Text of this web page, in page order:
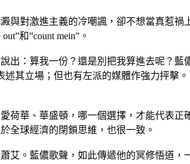
與對激進主義的冷嘲諷，卻不想當真惹
和”count mein”。
出：算我一份？還是別把我算進去呢？
述其立場；但也有左派的媒體作強力抨擊。
荷華、華盛頓，哪一個選擇，才能代表
全球經濟的閉鎖思維，也很一致。
艾。藍儂歌聲，如此傳遞他的冥修悟道，